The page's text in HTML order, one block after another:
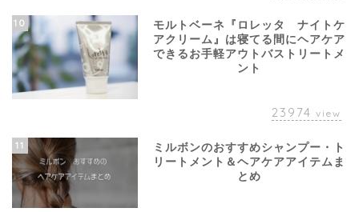
10
モルトベーネ『ロレッタ ナイトケ
アクリーム』は寝てる間にヘアケア
できるお手軽アウトバストリートメ
ント
23974 view
11
ミルボンのおすすめシャンプー・ト
リートメント＆ヘアケアアイテムま
とめ